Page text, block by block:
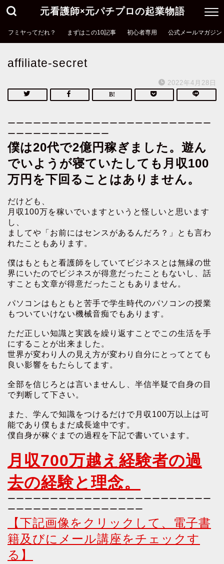
元看護師×元パチプロの起業物語
フミヤってだれ？ まずはこの10記事 初心者専用 公式メールマガジン
affiliate-secret
2022年4月28日
ーーーーーーーーーーーーーーーーーーーーーーーー
ーーーーーーーーーーーー
僕は20代で2億円稼ぎました。遊ん
でいようが寝ていたしても月収100
万円を下回ることはありません。
だけども、
月収100万を稼いでいますというと怪しいと思います
し、
ましてや「お前にはセンスがあるんだろ？」とも言わ
れたこともあります。
僕はもともと看護師をしていてビジネスとは無縁の世
界にいたのでビジネスが得意だったこともないし、話
すことも文章が得意だったこともありません。
パソコンはもともと苦手で学生時代のパソコンの授業
もついていけない機械音痴でもあります。
ただ正しい知識と実践を繰り返すことでこの生活を手
にすることが出来ました。
世界が変わり人の見え方が変わり自分にとってとても
良い影響をもたらしてます。
全部を信じろとは言いませんし、半信半疑で自身の目
で判断して下さい。
また、学んで知識をつけるだけで月収100万以上は可
能であり僕もまだ成長途中です。
僕自身が稼ぐまでの過程を下記で書いています。
月収700万越え経験者の過
去の経験と理念。
ーーーーーーーーーーーーーーーーーーーーーーーー
ーーーーーーーーーーーーーーーー
【下記画像をクリックして、電子書
籍及びにメール講座をチェックす
る】